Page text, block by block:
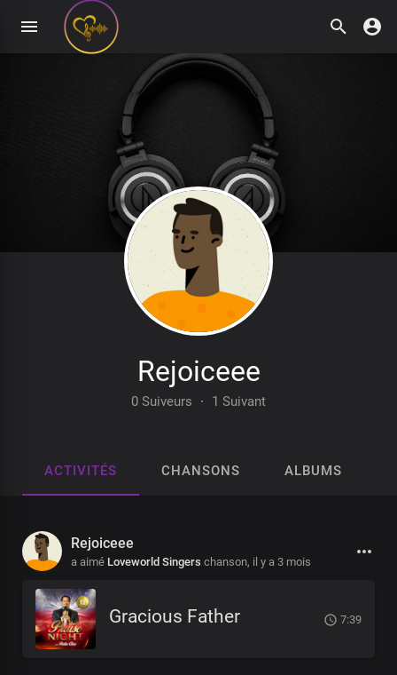
Rejoiceee
0 Suiveurs · 1 Suivant
ACTIVITÉS CHANSONS ALBUMS
Rejoiceee
a aimé Loveworld Singers chanson, il y a 3 mois
Gracious Father 7:39